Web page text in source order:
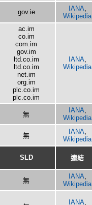
gov.ie IANA
Wikipedia
ac.im
co.im
com.im
gov.im
ltd.co.im
ltd.co.im
net.im
org.im
plc.co.im
plc.co.im
IANA,
Wikipedia
無
IANA
Wikipedia
無
IANA,
Wikipedia
SLD 連結
無
IANA
Wikipedia
IANA,